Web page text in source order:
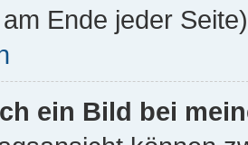
Ende jeder
ein Bild bei